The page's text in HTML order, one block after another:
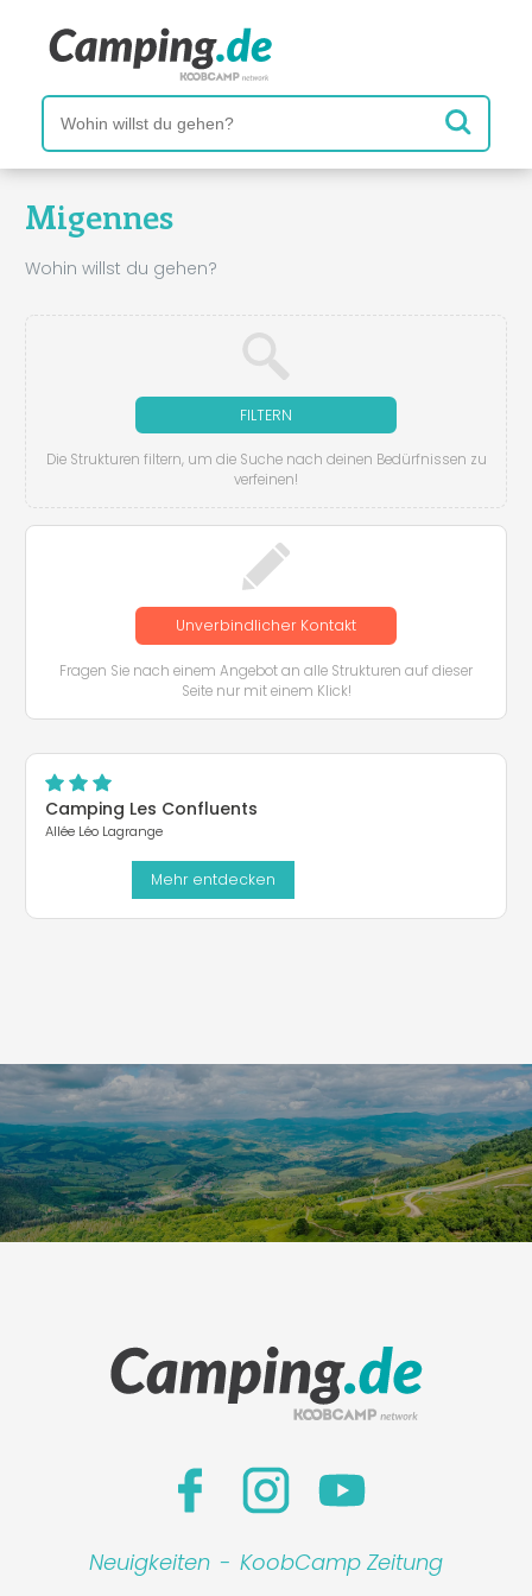
Migennes
Wohin willst du gehen?
FILTERN
Die Strukturen filtern, um die Suche nach deinen Bedürfnissen zu
verfeinen!
Unverbindlicher Kontakt
Fragen Sie nach einem Angebot an alle Strukturen auf dieser
Seite nur mit einem Klick!
Camping Les Confluents
Allée Léo Lagrange
Mehr entdecken
Neuigkeiten - KoobCamp Zeitung